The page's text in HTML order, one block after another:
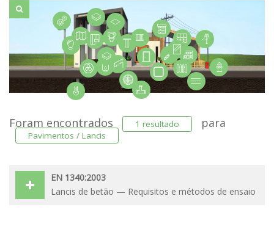
Foram encontrados 1 resultado para
Pavimentos / Lancis
EN 1340:2003
Lancis de betão — Requisitos e métodos de ensaio